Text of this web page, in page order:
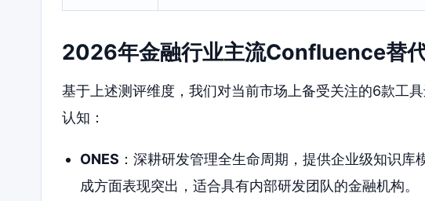
2026年金融行业主流Confluence替
基于上述测评维度，我们对当前市场上备受关注的6款工
认知：
ONES ：深耕研发管理全生命周期，提供企业级知识
成方面表现突出，适合具有内部研发团队的金融机构。